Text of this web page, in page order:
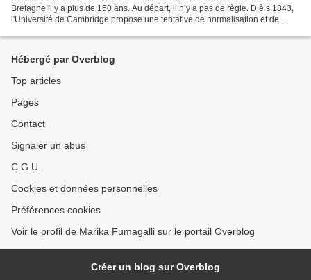
Bretagne il y a plus de 150 ans. Au départ, il n’y a pas de règle. D è s 1843,
l'Université de Cambridge propose une tentative de normalisation et de
Hébergé par Overblog
Top articles
Pages
Contact
Signaler un abus
C.G.U.
Cookies et données personnelles
Préférences cookies
Voir le profil de Marika Fumagalli sur le portail Overblog
Créer un blog sur Overblog